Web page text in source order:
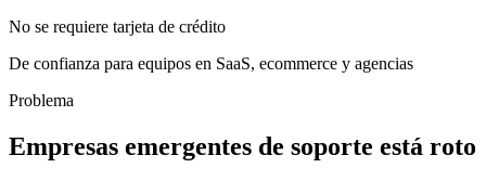
No se requiere tarjeta de crédito
De confianza para equipos en SaaS, ecommerce y agencias
Problema
Empresas emergentes de soporte está roto